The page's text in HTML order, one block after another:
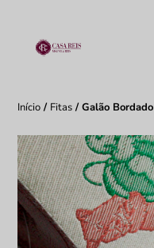
Início / Fitas / Galão Bordado